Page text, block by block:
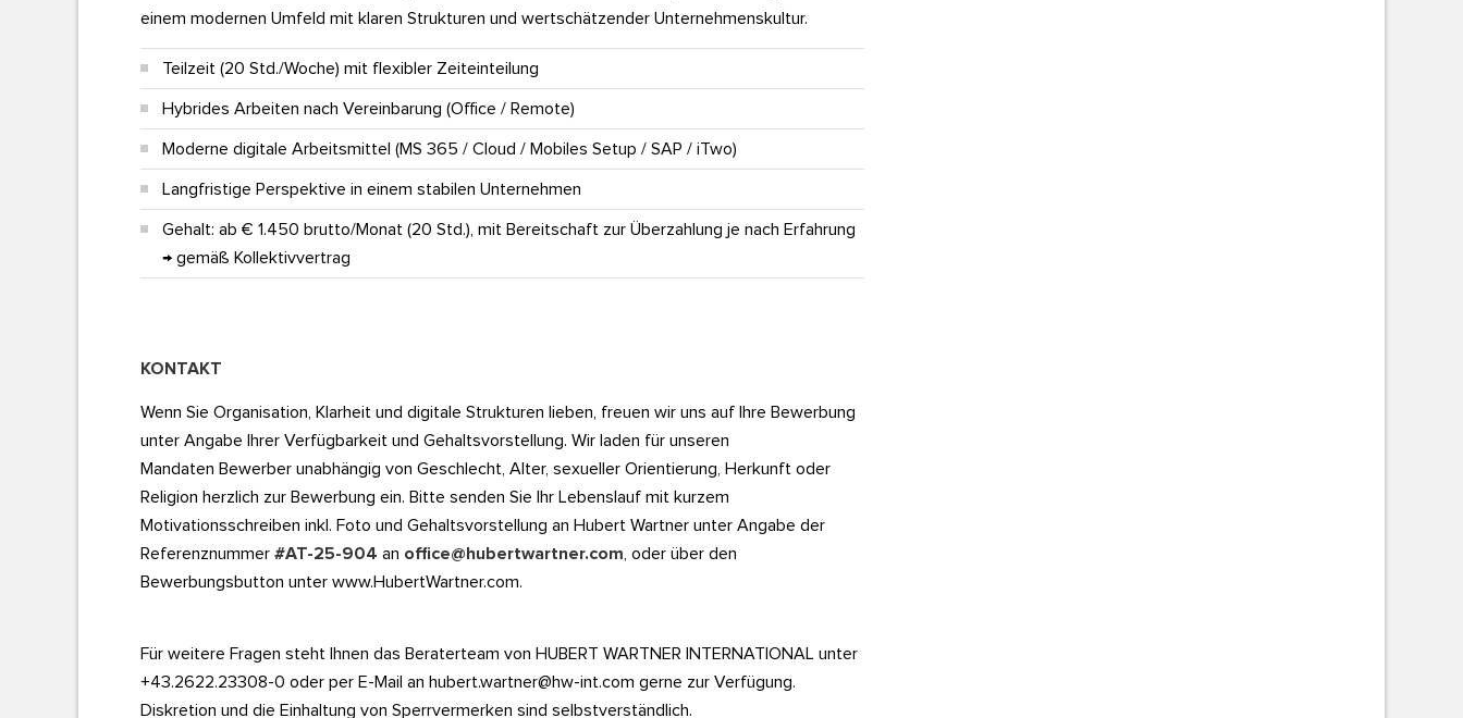
einem modernen Umfeld mit klaren Strukturen und wertschätzender Unternehmenskultur.
Teilzeit (20 Std./Woche) mit flexibler Zeiteinteilung
Hybrides Arbeiten nach Vereinbarung (Office / Remote)
Moderne digitale Arbeitsmittel (MS 365 / Cloud / Mobiles Setup / SAP / iTwo)
Langfristige Perspektive in einem stabilen Unternehmen
Gehalt: ab € 1.450 brutto/Monat (20 Std.) , mit Bereitschaft zur Überzahlung je nach Erfahrung
→ gemäß Kollektivvertrag
KONTAKT
Wenn Sie Organisation, Klarheit und digitale Strukturen lieben, freuen wir uns auf Ihre Bewerbung
unter Angabe Ihrer Verfügbarkeit und Gehaltsvorstellung. Wir laden für unseren
Mandaten Bewerber unabhängig von Geschlecht, Alter, sexueller Orientierung, Herkunft oder
Religion herzlich zur Bewerbung ein. Bitte senden Sie Ihr Lebenslauf mit kurzem
Motivationsschreiben inkl. Foto und Gehaltsvorstellung an Hubert Wartner unter Angabe der
Referenznummer #AT-25-904 an office@hubertwartner.com , oder über den
Bewerbungsbutton unter www.HubertWartner.com.
Für weitere Fragen steht Ihnen das Beraterteam von HUBERT WARTNER INTERNATIONAL unter
+43.2622.23308-0 oder per E-Mail an hubert.wartner@hw-int.com gerne zur Verfügung.
Diskretion und die Einhaltung von Sperrvermerken sind selbstverständlich.